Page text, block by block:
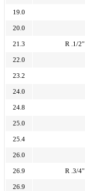
19.0
20.0
21.3 R .1/2"
22.0
23.2
24.0
24.8
25.0
25.4
26.0
26.9 R .3/4"
26.9